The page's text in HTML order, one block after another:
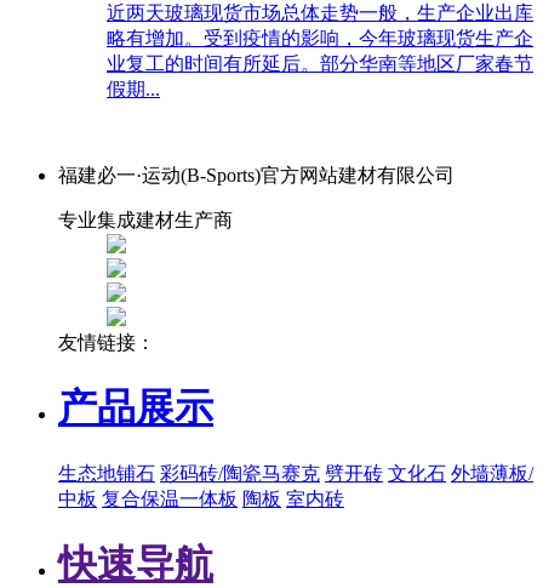
近两天玻璃现货市场总体走势一般，生产企业出库
略有增加。受到疫情的影响，今年玻璃现货生产企
业复工的时间有所延后。部分华南等地区厂家春节
假期...
福建必一·运动(B-Sports)官方网站建材有限公司
专业集成建材生产商
友情链接：
产品展示
生态地铺石 彩码砖/陶瓷马赛克 劈开砖 文化石 外墙薄板/
中板 复合保温一体板 陶板 室内砖
快速导航